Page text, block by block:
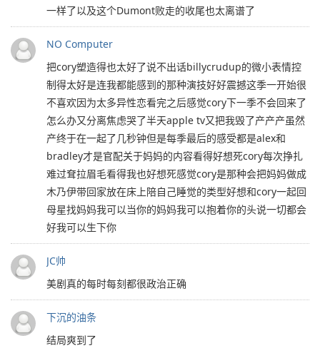
一样了以及这个Dumont败走的收尾也太离谱了
NO Computer
把cory塑造得也太好了说不出话billycrudup的微小表情控
制得太好是连我都能感到的那种演技好好震撼这季一开始很
不喜欢因为太多异性恋看完之后感觉cory下一季不会回来了
怎么办又分离焦虑哭了半天apple tv又把我毁了产产产虽然
产终于在一起了几秒钟但是每季最后的感受都是alex和
bradley才是官配关于妈妈的内容看得好想死cory每次挣扎
难过耷拉眉毛看得我也好想死感觉cory是那种会把妈妈做成
木乃伊带回家放在床上陪自己睡觉的类型好想和cory一起回
母星找妈妈我可以当你的妈妈我可以抱着你的头说一切都会
好我可以生下你
JC帅
美剧真的每时每刻都很政治正确
下沉的油条
结局爽到了